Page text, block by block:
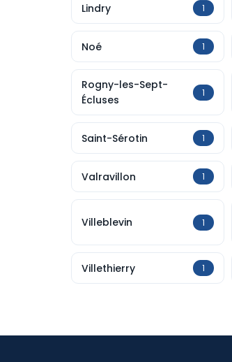
Lindry 1
Noé 1
Rogny-les-Sept-
Écluses
1
Saint-Sérotin 1
Valravillon 1
Villeblevin 1
Villethierry 1